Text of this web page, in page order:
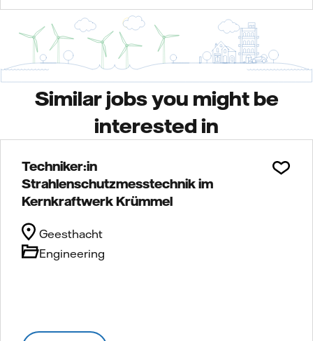
Similar jobs you might be
interested in
Techniker:in
Strahlenschutzmesstechnik im
Kernkraftwerk Krümmel
Engineering
Geesthacht